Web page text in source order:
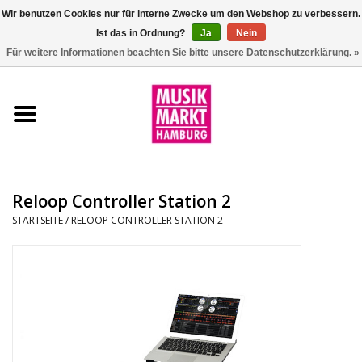
Aktion
Drums
Reloop Controller Station 2
STARTSEITE/ RELOOP CONTROLLER STATION 2
Wir benutzen Cookies nur für interne Zwecke um den Webshop zu verbessern.
Ist das in Ordnung?
Ja
Nein
Für weitere Informationen beachten Sie bitte unsere Datenschutzerklärung. »